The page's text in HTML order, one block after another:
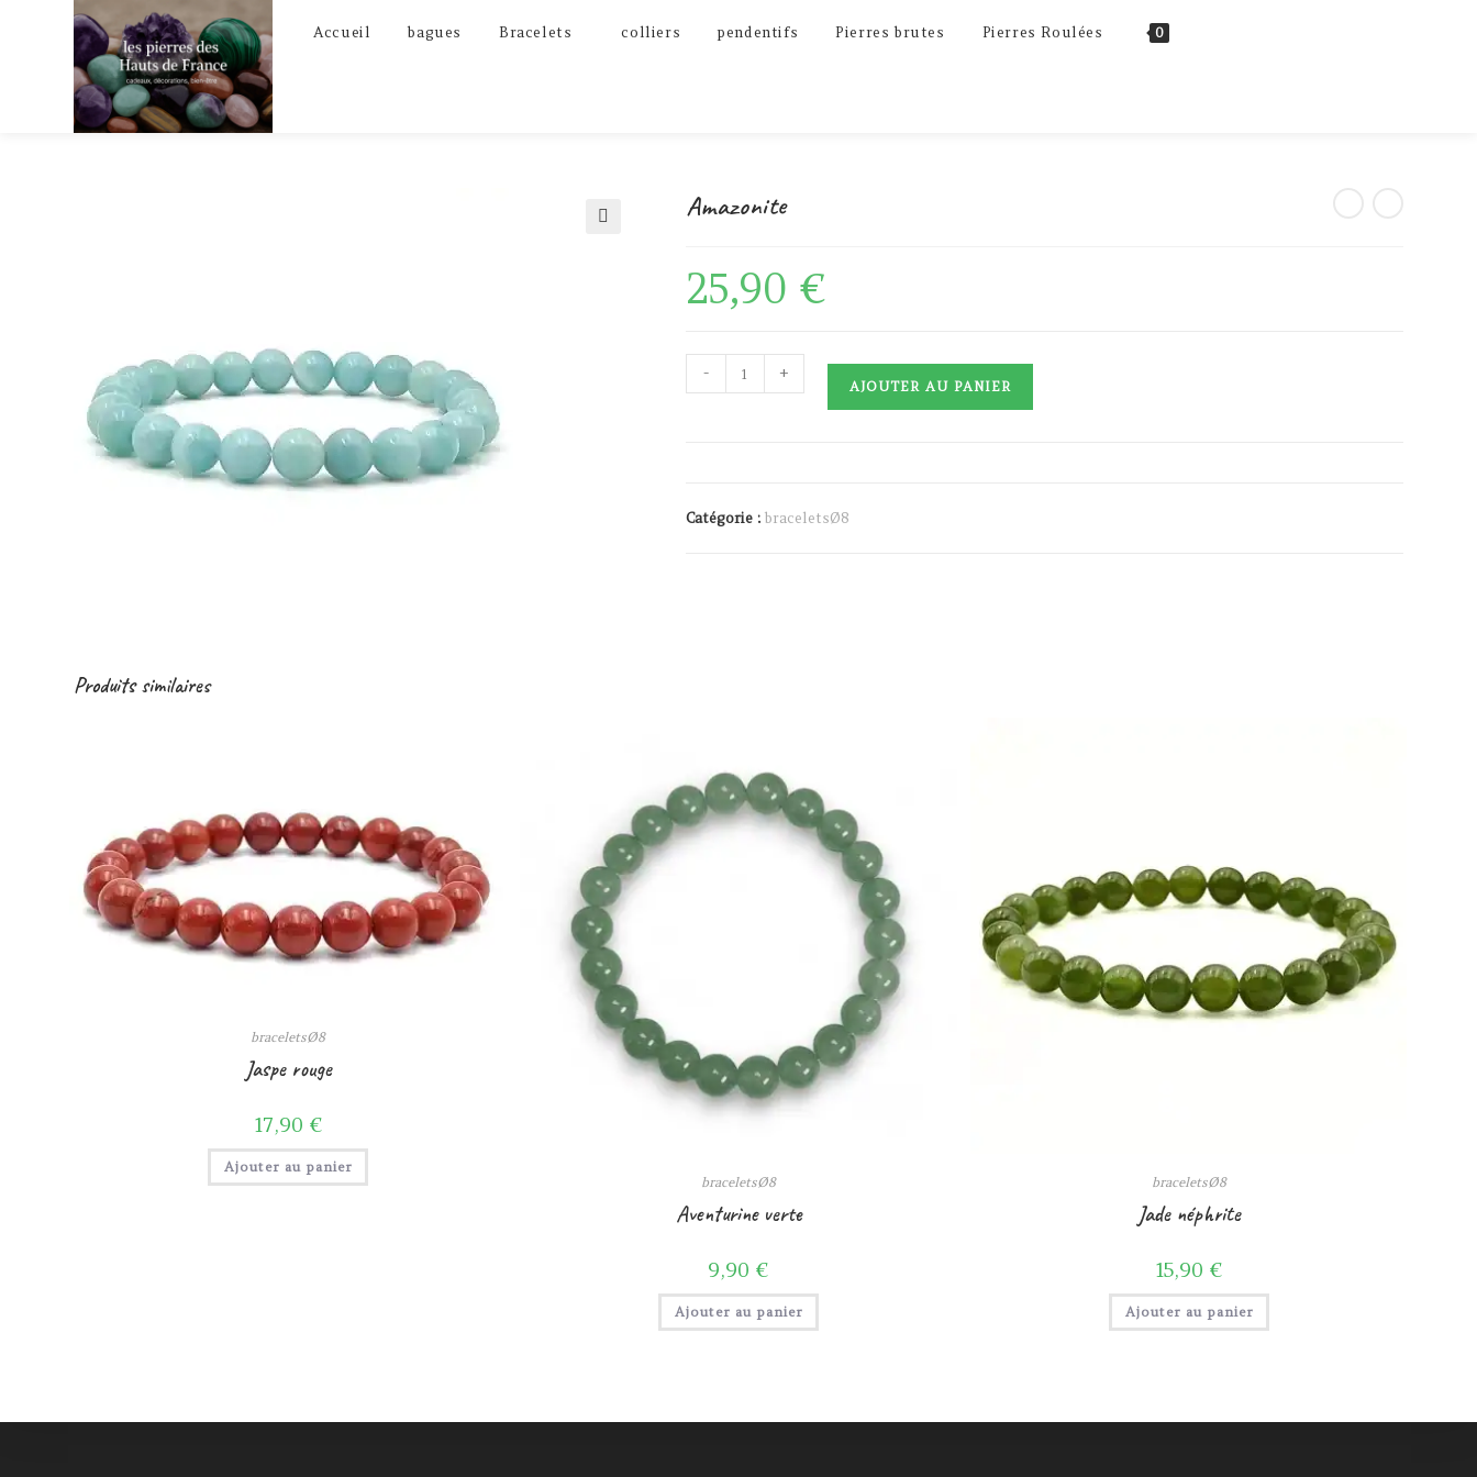
Accueil bagues Bracelets colliers pendentifs Pierres brutes Pierres Roulées 0
Amazonite
25,90€
quantité
de
- +
AJOUTER AU PANIER
Catégorie : braceletsØ8
Produits similaires
braceletsØ8
Jaspe rouge
17,90 €
Ajouter au panier
braceletsØ8
Aventurine verte
9,90€
Ajouter au panier
braceletsØ8
Jade néphrite
15,90 €
Ajouter au panier